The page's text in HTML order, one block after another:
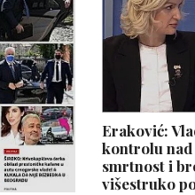
Eraković:
kontrolu
smrtnost i
višestruko